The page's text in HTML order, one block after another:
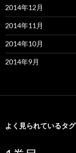
2014年12月
2014年11月
2014年10月
2014年9月
よく見られているタグ